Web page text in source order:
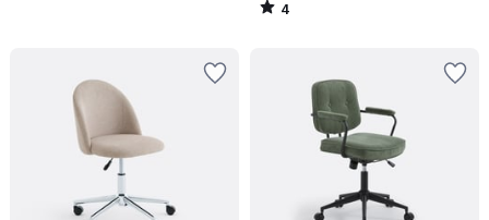
4
/